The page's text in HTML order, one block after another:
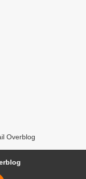
Overblog